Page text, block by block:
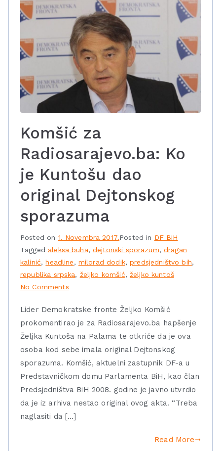
Komšić za
Radiosarajevo.ba: Ko
je Kuntošu dao
original Dejtonskog
sporazuma
Posted on 1. Novembra 2017.Posted in DF BiH
Tagged aleksa buha,dejtonski sporazum,dragan
kalinić,headline, milorad dodik,predsjedništvo bih,
republika srpska, željko komšić, željko kuntoš
No Comments
Lider Demokratske fronte Željko Komšić
prokomentirao je za Radiosarajevo.ba hapšenje
Željka Kuntoša na Palama te otkriće da je ova
osoba kod sebe imala original Dejtonskog
sporazuma. Komšić, aktuelni zastupnik DF-a u
Predstavničkom domu Parlamenta BiH, kao član
Predsjedništva BiH 2008. godine je javno utvrdio
da je iz arhiva nestao original ovog akta. “Treba
naglasiti da […]
Read More